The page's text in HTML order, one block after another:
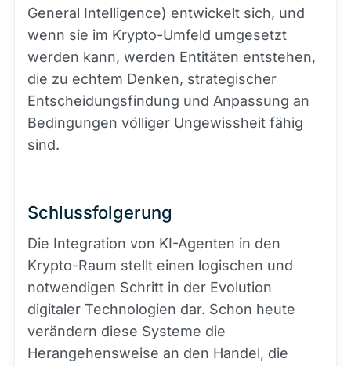
General Intelligence) entwickelt sich, und
wenn sie im Krypto-Umfeld umgesetzt
werden kann, werden Entitäten entstehen,
die zu echtem Denken, strategischer
Entscheidungsfindung und Anpassung an
Bedingungen völliger Ungewissheit fähig
sind.
Schlussfolgerung
Die Integration von KI-Agenten in den
Krypto-Raum stellt einen logischen und
notwendigen Schritt in der Evolution
digitaler Technologien dar. Schon heute
verändern diese Systeme die
Herangehensweise an den Handel, die